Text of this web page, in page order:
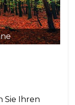
Sie Ihren